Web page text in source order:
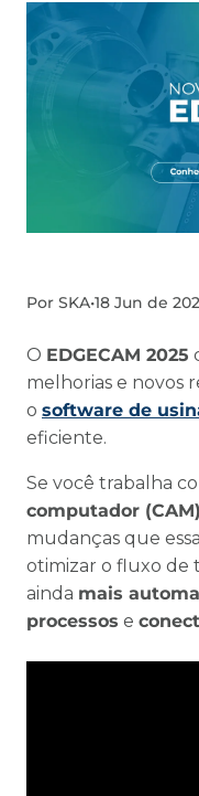
Por SKA•18 Jun de
O EDGECAM 2025
melhorias e novos
o software de
eficiente.
Se você trabalha
computador (CAM)
mudanças que
otimizar o fluxo de
ainda mais
processos e